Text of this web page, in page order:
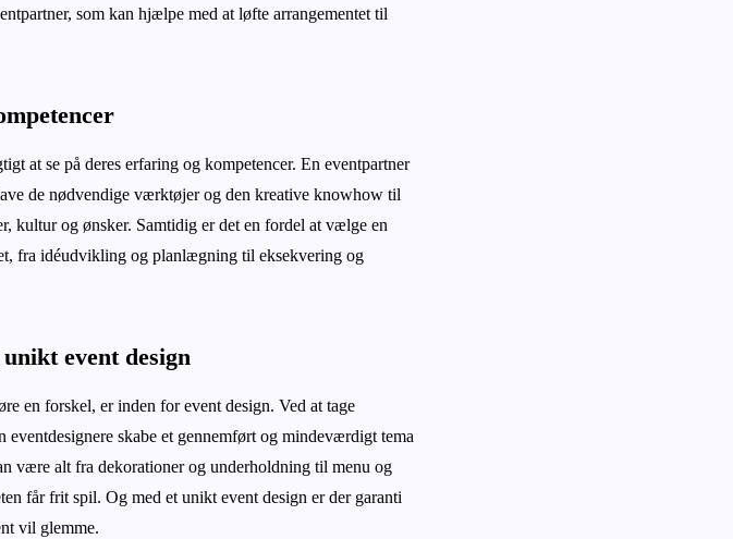
som kan hjælpe med at løfte arrangementet til
at se på deres erfaring og kompetencer. En eventpartner
de nødvendige værktøjer og den kreative knowhow til
kultur og ønsker. Samtidig er det en fordel at vælge en
fra idéudvikling og planlægning til eksekvering og
event design
en forskel, er inden for event design. Ved at tage
skabe et gennemført og mindeværdigt tema
være alt fra dekorationer og underholdning til menu og
får frit spil. Og med et unikt event design er der garanti
vil glemme.